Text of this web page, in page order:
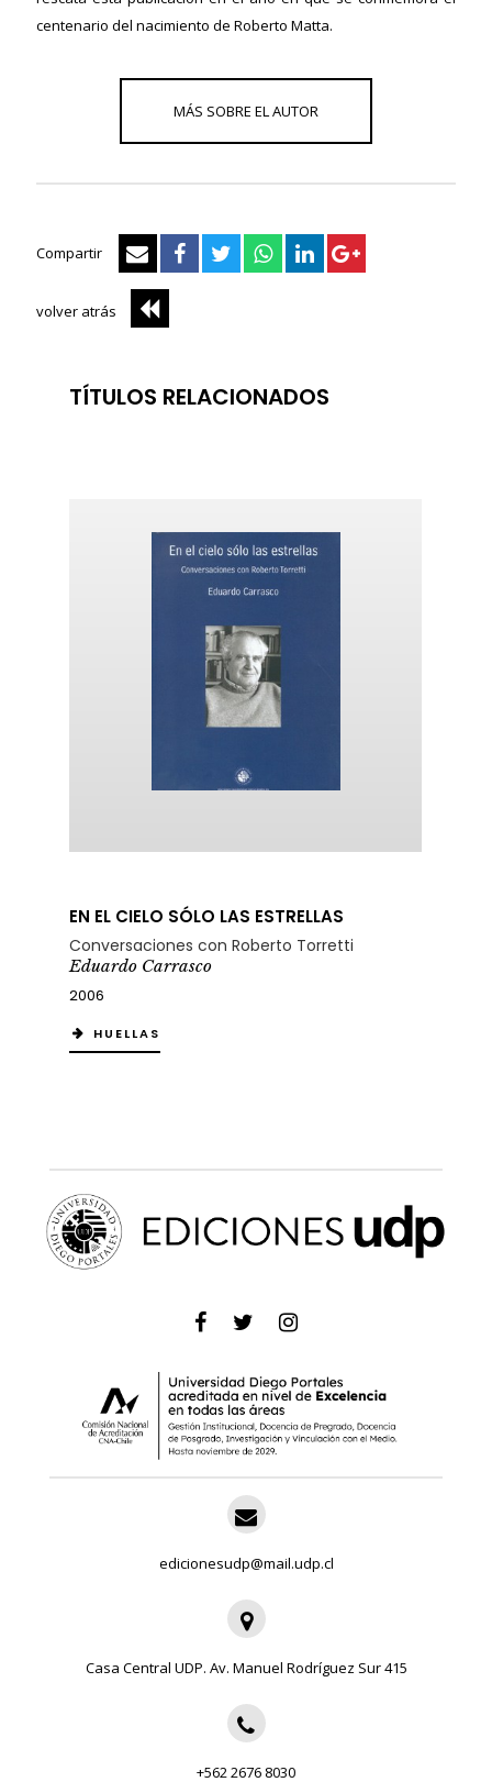
centenario del nacimiento de Roberto Matta.
Compartir
volver atrás
TÍTULOS RELACIONADOS
EN EL CIELO SÓLO LAS ESTRELLAS
Conversaciones con Roberto Torretti
Eduardo Carrasco
2006
HUELLAS
edicionesudp@mail.udp.cl
Casa Central UDP. Av. Manuel Rodríguez Sur 415
+562 2676 8030